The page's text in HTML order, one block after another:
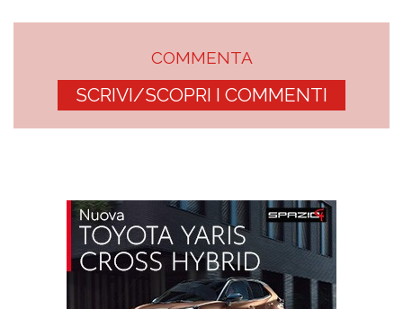
COMMENTA
SCRIVI/SCOPRI I COMMENTI